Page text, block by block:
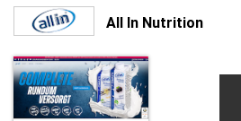
All In Nutrition